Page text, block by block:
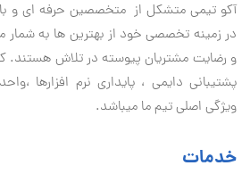
آكو تيمی متشکل از متخصصین حرفه ای و
در زمینه تخصصی خود از بهترین ها به شمار
و رضایت مشتریان پیوسته در تلاش هستند.
پشتیبانی دايمی ، پایداری نرم افزارها
ویژگی اصلی تیم ما میباشد.
خدمات